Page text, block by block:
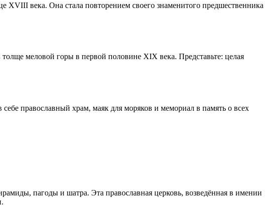
XVIII века. Она стала повторением своего знаменитого предшественника
меловой горы в первой половине XIX века. Представьте: целая
православный храм, маяк для моряков и мемориал в память о всех
пагоды и шатра. Эта православная церковь, возведённая в имении